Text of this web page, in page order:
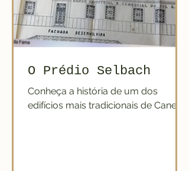
O Prédio Selbach
Conheça a história de um dos
edifícios mais tradicionais de Canela!